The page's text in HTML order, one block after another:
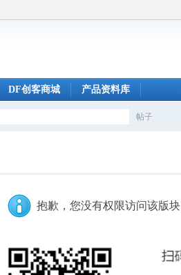
DF创客商城 产品资料库
帖子
抱歉，您没有权限访问该版块